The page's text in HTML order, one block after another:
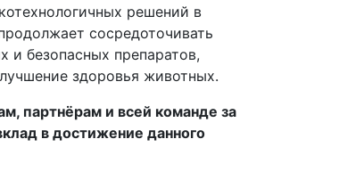
решений в
сосредоточивать
и безопасных препаратов,
здоровья животных.
партнёрам и всей команде за
в достижение данного